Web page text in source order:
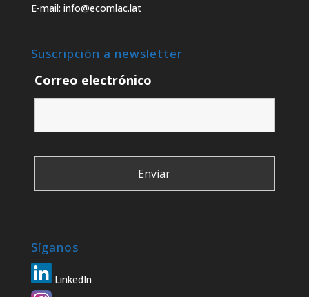
E-mail: info@ecomlac.lat
Suscripción a newsletter
Correo electrónico
Síganos
LinkedIn